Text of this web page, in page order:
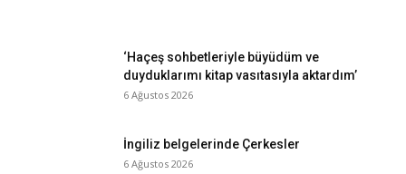
‘Haçeş sohbetleriyle büyüdüm ve
duyduklarımı kitap vasıtasıyla aktardım’
6 Ağustos 2026
İngiliz belgelerinde Çerkesler
6 Ağustos 2026